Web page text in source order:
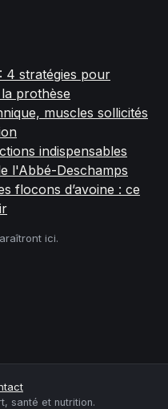
4 stratégies pour
prothèse
muscles sollicités
indispensables
l'Abbé-Deschamps
flocons d’avoine : ce
ici.
santé et nutrition.